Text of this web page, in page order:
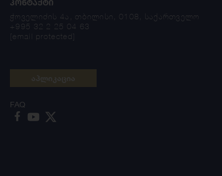
ᲙᲝᲜᲢᲐᲥᲢᲘ
ჭოველიძის 4ა, თბილისი, 0108, საქართველო
+995 32 2 25 04 63
[email protected]
FAQ